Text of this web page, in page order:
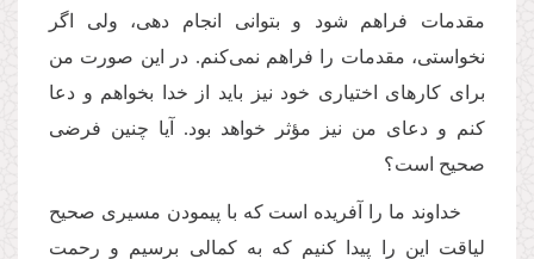
مقدمات فراهم شود و بتوانی انجام دهی، ولی اگر
نخواستی، مقدمات را فراهم نمی‌کنم. در این صورت من
برای کارهای اختیاری خود نیز باید از خدا بخواهم و دعا
کنم و دعای من نیز مؤثر خواهد بود. آیا چنین فرضی
صحیح است؟
خداوند ما را آفریده است که با پیمودن مسیری صحیح
لیاقت این را پیدا کنیم که به کمالی برسیم و رحمت